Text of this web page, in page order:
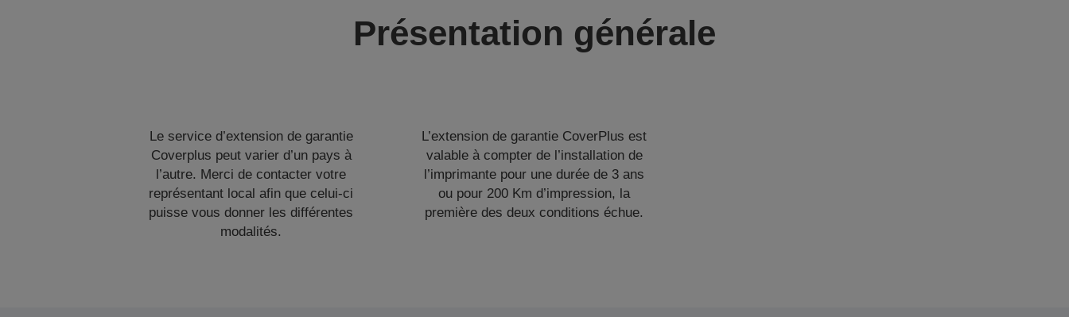
Présentation générale
Le service d’extension de garantie
Coverplus peut varier d’un pays à
l’autre. Merci de contacter votre
représentant local afin que celui-ci
puisse vous donner les différentes
modalités.
L’extension de garantie CoverPlus est
valable à compter de l’installation de
l’imprimante pour une durée de 3 ans
ou pour 200 Km d’impression, la
première des deux conditions échue.